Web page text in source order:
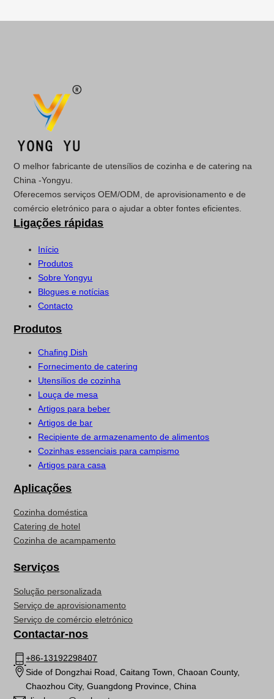
O melhor fabricante de utensílios de cozinha e de catering na
China -Yongyu.
Oferecemos serviços OEM/ODM, de aprovisionamento e de
comércio eletrónico para o ajudar a obter fontes eficientes.
Ligações rápidas
Início
Produtos
Sobre Yongyu
Blogues e notícias
Contacto
Produtos
Chafing Dish
Fornecimento de catering
Utensílios de cozinha
Louça de mesa
Artigos para beber
Artigos de bar
Recipiente de armazenamento de alimentos
Cozinhas essenciais para campismo
Artigos para casa
Aplicações
Cozinha doméstica
Catering de hotel
Cozinha de acampamento
Serviços
Solução personalizada
Serviço de aprovisionamento
Serviço de comércio eletrónico
Contactar-nos
+86-13192298407
Side of Dongzhai Road, Caitang Town, Chaoan County,
Chaozhou City, Guangdong Province, China